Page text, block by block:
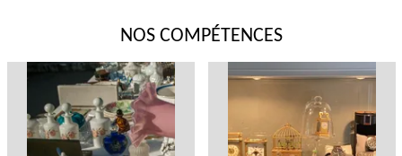
NOS COMPÉTENCES